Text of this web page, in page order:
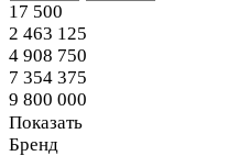
17 500
2 463 125
4 908 750
7 354 375
9 800 000
Показать
Бренд